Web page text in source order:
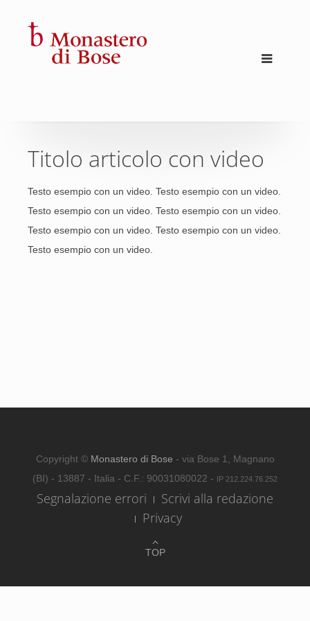
Titolo articolo con video
Testo esempio con un video. Testo esempio con un video.
Testo esempio con un video. Testo esempio con un video.
Testo esempio con un video. Testo esempio con un video.
Testo esempio con un video.
TOP
Copyright © Monastero di Bose - via Bose 1, Magnano
(BI) - 13887 - Italia - C.F.: 90031080022 - IP 212.224.76.252
Segnalazione errori
Scrivi alla redazione
Privacy